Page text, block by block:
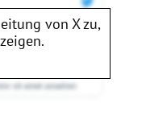
von Xzu,